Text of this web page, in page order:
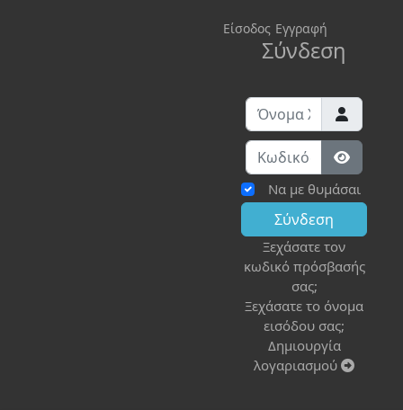
Είσοδος Εγγραφή
Σύνδεση
Όνομα Χρήστη
Κωδικός:
Να με θυμάσαι
Σύνδεση
Ξεχάσατε τον
κωδικό πρόσβασής
σας;
Ξεχάσατε το όνομα
εισόδου σας;
Δημιουργία
λογαριασμού